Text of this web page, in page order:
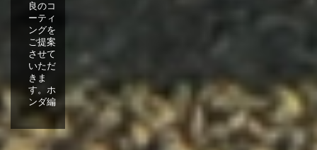
良のコ
ーティ
ングを
ご提案
させて
いただ
きま
す。ホ
ンダ編